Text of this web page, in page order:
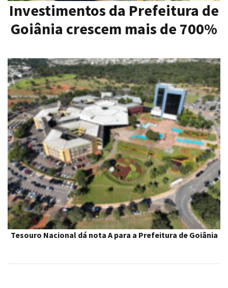
Investimentos da Prefeitura de
Goiânia crescem mais de 700%
Tesouro Nacional dá nota A para a Prefeitura de Goiânia